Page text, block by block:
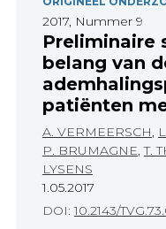
2017, Nummer 9
Preliminaire
belang van
patiënten
A. VERMEERSCH,
P. BRUMAGNE,T.
LYSENS
1.05.2017
DOI:10.2143/